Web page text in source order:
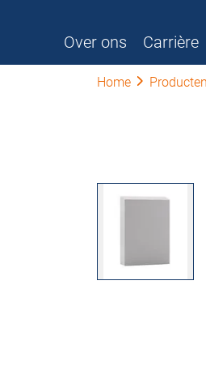
Over ons Carrière
Home Producten